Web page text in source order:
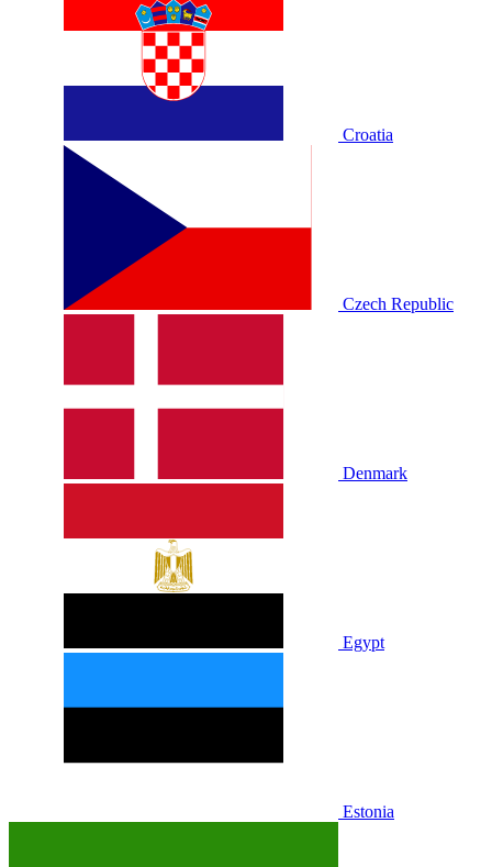
Croatia
Czech Republic
Denmark
Egypt
Estonia